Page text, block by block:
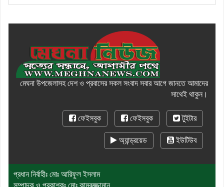
মেঘনা উপজেলাসহ দেশ ও প্রবাসের সকল সংবাদ সবার আগে জানতে আমাদের
সাথেই থাকুন।
ফেইসবুক ফেইসবুক টুইটার
অ্যান্ড্রয়েড ইউটিউব
প্রধান নির্বাহীঃ মোঃ আরিফুল ইসলাম
সম্পাদক ও প্রকাশকঃ মোঃ কামরুজ্জামান